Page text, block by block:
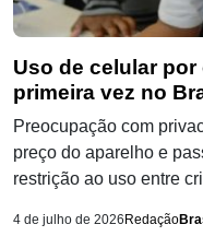
Uso de celular
primeira vez no
Preocupação com
preço do aparelho e
restrição ao uso entre
4 de julho de 2026 Redação